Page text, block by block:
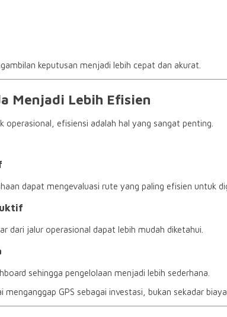
keputusan menjadi lebih cepat dan akurat.
Menjadi Lebih Efisien
operasional, efisiensi adalah hal yang sangat penting.
dapat mengevaluasi rute yang paling efisien untuk
dari jalur operasional dapat lebih mudah diketahui.
sehingga pengelolaan menjadi lebih sederhana.
GPS sebagai investasi, bukan sekadar